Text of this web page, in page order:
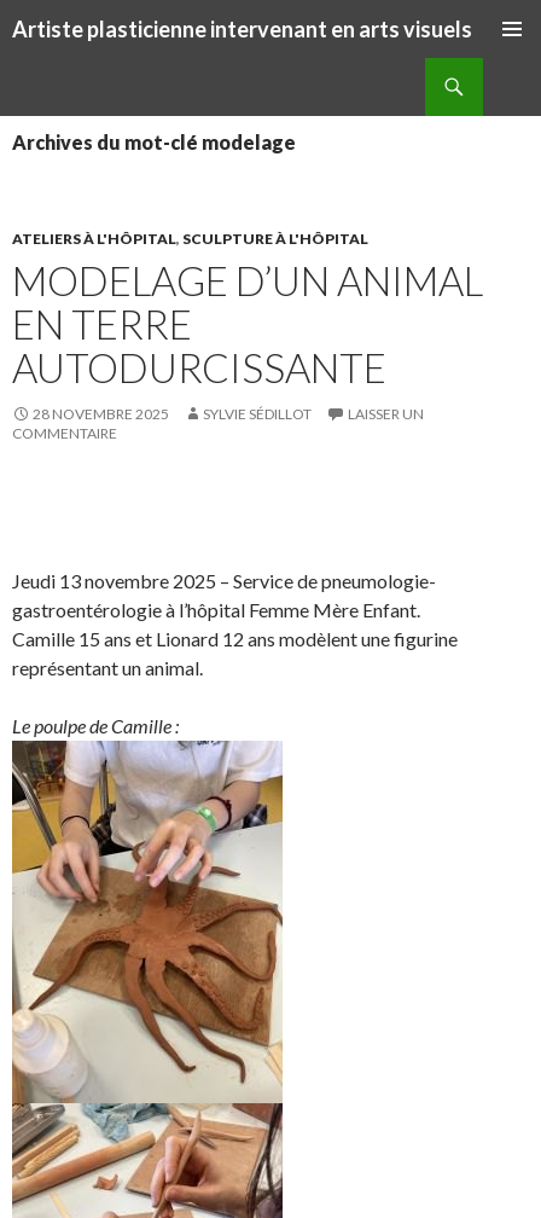
Artiste plasticienne intervenant en arts visuels
Archives du mot-clé modelage
ATELIERS À L'HÔPITAL, SCULPTURE À L'HÔPITAL
MODELAGE D’UN ANIMAL
EN TERRE
AUTODURCISSANTE
28 NOVEMBRE 2025 SYLVIE SÉDILLOT
LAISSER UN
COMMENTAIRE
a
r
e
o
F
a
c
e
b
o
o
a
r
e
o
T
w
t
t
e
r
.
r
t
a
s
u
r
L
i
n
k
e
d
I
n
i
n
g
Jeudi 13 novembre 2025 – Service de pneumologie-
gastroentérologie à l’hôpital Femme Mère Enfant.
Camille 15 ans et Lionard 12 ans modèlent une figurine
représentant un animal.
Le poulpe de Camille :